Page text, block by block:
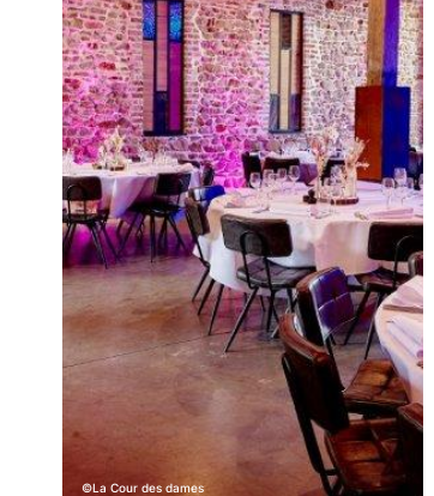
La Cour des dames